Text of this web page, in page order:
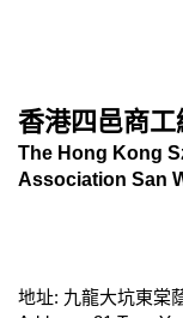
香港四邑商
The Hong Kong
Association San
地址: 九龍大坑東棠